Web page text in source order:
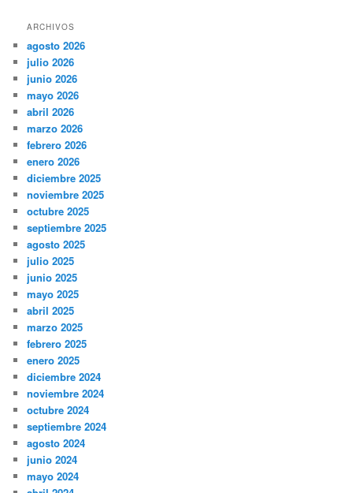
ARCHIVOS
agosto 2026
julio 2026
junio 2026
mayo 2026
abril 2026
marzo 2026
febrero 2026
enero 2026
diciembre 2025
noviembre 2025
octubre 2025
septiembre 2025
agosto 2025
julio 2025
junio 2025
mayo 2025
abril 2025
marzo 2025
febrero 2025
enero 2025
diciembre 2024
noviembre 2024
octubre 2024
septiembre 2024
agosto 2024
junio 2024
mayo 2024